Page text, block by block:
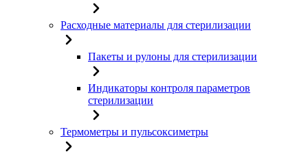
Расходные материалы для стерилизации
Пакеты и рулоны для стерилизации
Индикаторы контроля параметров
стерилизации
Термометры и пульсоксиметры